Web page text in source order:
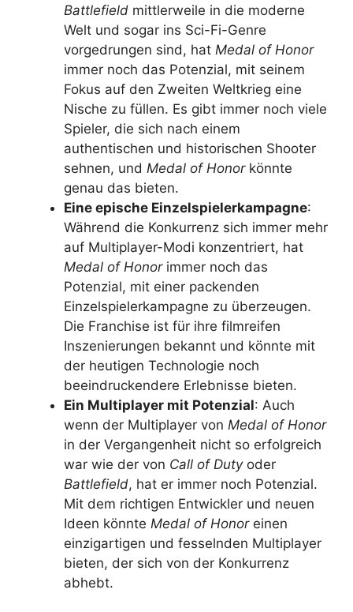
Battlefield mittlerweile in die moderne
Welt und sogar ins Sci-Fi-Genre
vorgedrungen sind, hat Medal of Honor
immer noch das Potenzial, mit seinem
Fokus auf den Zweiten Weltkrieg eine
Nische zu füllen. Es gibt immer noch viele
Spieler, die sich nach einem
authentischen und historischen Shooter
sehnen, und Medal of Honorkönnte
genau das bieten.
Eine epische Einzelspielerkampagne:
Während die Konkurrenz sich immer mehr
auf Multiplayer-Modi konzentriert, hat
Medal of Honorimmer noch das
Potenzial, mit einer packenden
Einzelspielerkampagne zu überzeugen.
Die Franchise ist für ihre filmreifen
Inszenierungen bekannt und könnte mit
der heutigen Technologie noch
beeindruckendere Erlebnisse bieten.
Ein Multiplayer mit Potenzial: Auch
wenn der Multiplayer von Medal of Honor
in der Vergangenheit nicht so erfolgreich
war wie der von Call of Dutyoder
Battlefield, hat er immer noch Potenzial.
Mit dem richtigen Entwickler und neuen
Ideen könnte Medal of Honoreinen
einzigartigen und fesselnden Multiplayer
bieten, der sich von der Konkurrenz
abhebt.